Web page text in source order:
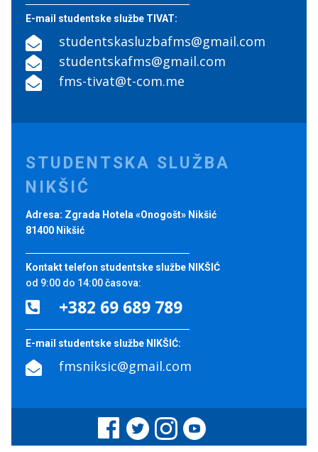
E-mail studentske službe TIVAT:
 studentskasluzbafms@gmail.com
 studentskafms@gmail.com
 fms-tivat@t-com.me
STUDENTSKA SLUŽBA
NIKŠIĆ
Adresa: Zgrada Hotela «Onogošt» Nikšić
81400 Nikšić
Kontakt telefon studentske službe NIKŠIĆ
od 9:00 do 14:00 časova:
 +382 69 689 789
E-mail studentske službe NIKŠIĆ:
 fmsniksic@gmail.com